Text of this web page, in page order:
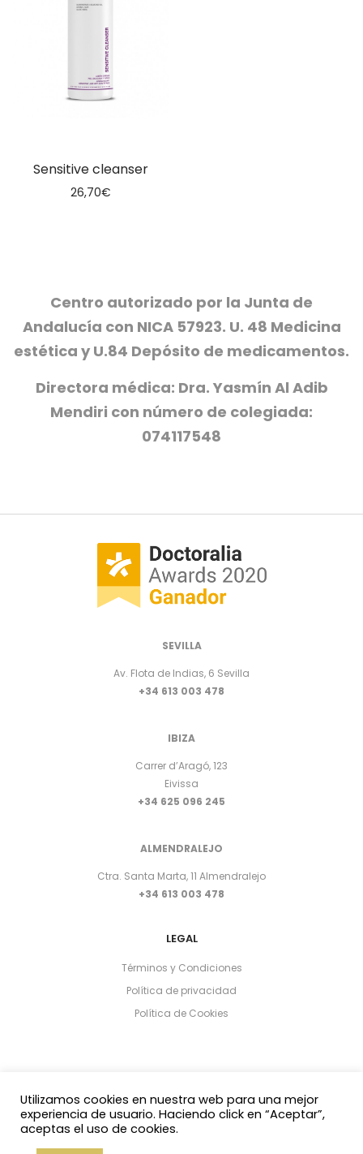
Sensitive cleanser
26,70€
Centro autorizado por la Junta de
Andalucía con NICA 57923. U. 48 Medicina
estética y U.84 Depósito de medicamentos.
Directora médica: Dra. Yasmín Al Adib
Mendiri con número de colegiada:
074117548
SEVILLA
Av. Flota de Indias, 6 Sevilla
+34 613 003 478
IBIZA
Carrer d’Aragó, 123
Eivissa
+34 625 096 245
ALMENDRALEJO
Ctra. Santa Marta, 11 Almendralejo
+34 613 003 478
LEGAL
Términos y Condiciones
Política de privacidad
Política de Cookies
Utilizamos cookies en nuestra web para una mejor
experiencia de usuario. Haciendo click en “Aceptar”,
aceptas el uso de cookies.